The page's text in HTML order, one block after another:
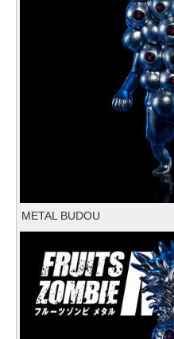
METAL BUDOU